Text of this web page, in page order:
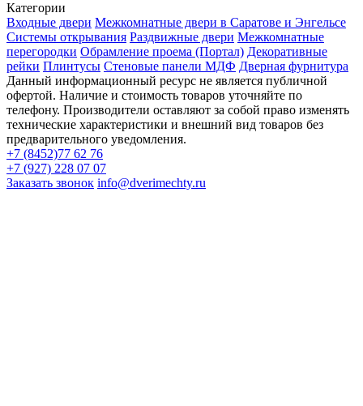
Категории
Входные двери Межкомнатные двери в Саратове и Энгельсе
Системы открывания Раздвижные двери Межкомнатные
перегородки Обрамление проема (Портал) Декоративные
рейки Плинтусы Стеновые панели МДФ Дверная фурнитура
Данный информационный ресурс не является публичной
офертой. Наличие и стоимость товаров уточняйте по
телефону. Производители оставляют за собой право изменять
технические характеристики и внешний вид товаров без
предварительного уведомления.
+7 (8452)77 62 76
+7 (927) 228 07 07
Заказать звонок info@dverimechty.ru